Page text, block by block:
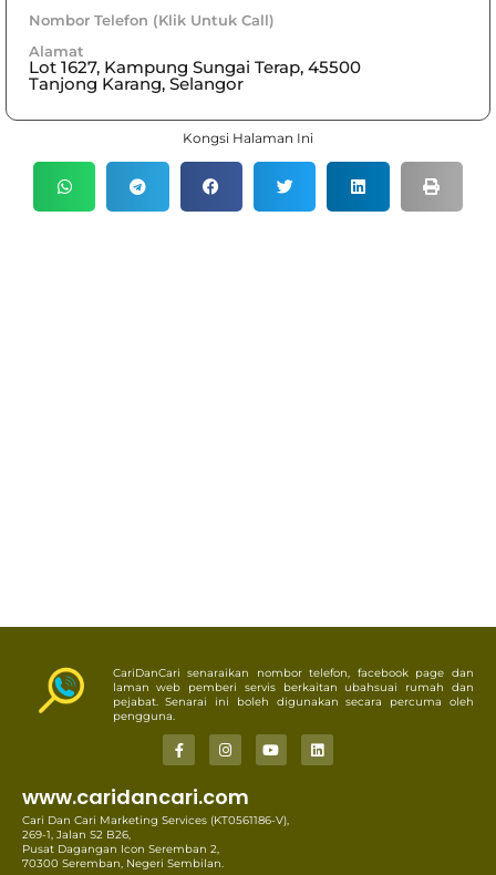
Nombor Telefon (Klik Untuk Call)
Alamat
Lot 1627, Kampung Sungai Terap, 45500
Tanjong Karang, Selangor
Kongsi Halaman Ini
CariDanCari senaraikan nombor telefon, facebook page dan
laman web pemberi servis berkaitan ubahsuai rumah dan
pejabat. Senarai ini boleh digunakan secara percuma oleh
pengguna.
www.caridancari.com
Cari Dan Cari Marketing Services (KT0561186-V),
269-1, Jalan S2 B26,
Pusat Dagangan Icon Seremban 2,
70300 Seremban, Negeri Sembilan.